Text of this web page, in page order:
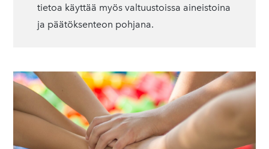
tietoa käyttää myös valtuustoissa aineistoina
ja päätöksenteon pohjana.